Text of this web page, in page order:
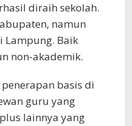
diraih sekolah.
namun
Lampung. Baik
non-akademik.
basis di
guru yang
lainnya yang